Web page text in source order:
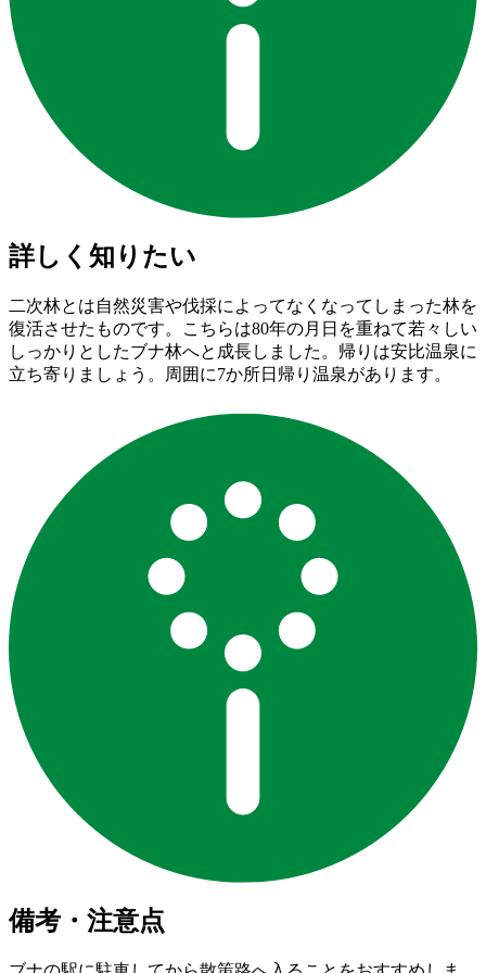
詳しく知りたい
二次林とは自然災害や伐採によってなくなってしまった林を
復活させたものです。こちらは80年の月日を重ねて若々しい
しっかりとしたブナ林へと成長しました。帰りは安比温泉に
立ち寄りましょう。周囲に7か所日帰り温泉があります。
備考・注意点